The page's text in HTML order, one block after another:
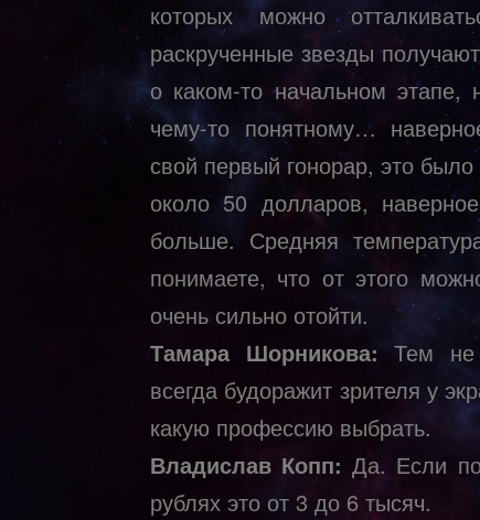
которых можно
раскрученные звезды
о каком-то начальном этапе,
чему-то понятному…
свой первый гонорар, это
около 50 долларов,
больше. Средняя
понимаете, что от этого
очень сильно отойти.
Тамара Шорникова:Тем не
всегда будоражит зрителя у
какую профессию выбрать.
Владислав Копп: Да. Если
рублях это от 3 до 6 тысяч.